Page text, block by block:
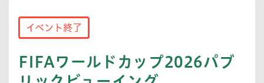
イベント終了
FIFAワールドカップ2026パブ